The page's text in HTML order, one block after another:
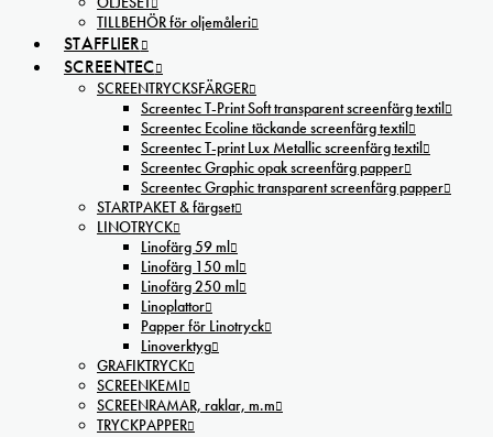
TILLBEHÖR för oljemåleri
STAFFLIER
SCREENTEC
SCREENTRYCKSFÄRGER
Screentec T-Print Soft transparent screenfärg textil
Screentec Ecoline täckande screenfärg textil
Screentec T-print Lux Metallic screenfärg textil
Screentec Graphic opak screenfärg papper
Screentec Graphic transparent screenfärg papper
STARTPAKET & färgset
LINOTRYCK
Linofärg 59 ml
Linofärg 150 ml
Linofärg 250 ml
Linoplattor
Papper för Linotryck
Linoverktyg
GRAFIKTRYCK
SCREENKEMI
SCREENRAMAR, raklar, m.m
TRYCKPAPPER